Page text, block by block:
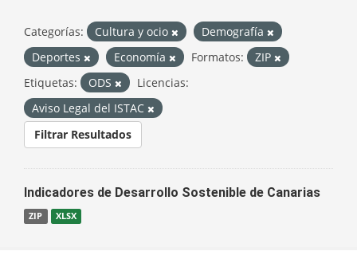
Categorías: Cultura y ocio
Demografía
Deportes
Economía Formatos:
ZIP
Etiquetas:
ODS
Licencias:
Aviso Legal del ISTAC
Filtrar Resultados
Indicadores de Desarrollo Sostenible de Canarias
ZIP XLSX